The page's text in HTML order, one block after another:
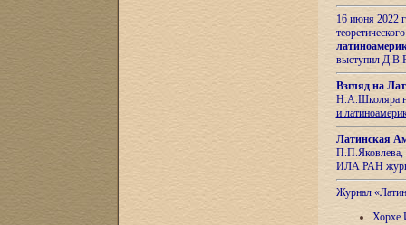
16 июня 2022
выступил
Взгляд на
Н.А.Школяра
и
Латинская
П.П.Яковлева,
ИЛА РАН
Журнал
Хорхе